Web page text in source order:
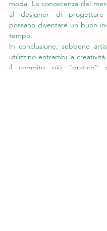
moda. La conoscenza del
al designer di
possano diventare un buon
tempo.
In conclusione, sebbene
utilizzino entrambi la
il compito più “pratico”